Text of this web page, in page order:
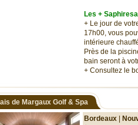
Les +
+ Le jour de
17h00, vous
intérieure
Près de la
bain seront à
+ Consultez le
de Margaux Golf & Spa
Bordeaux